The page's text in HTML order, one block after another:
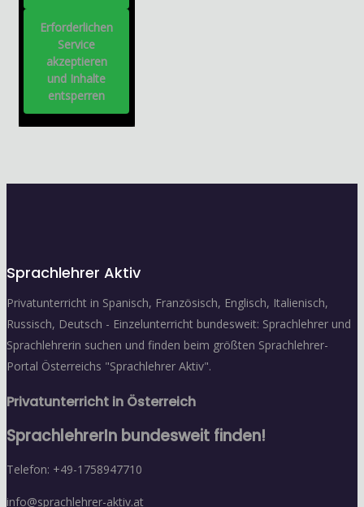
Erforderlichen
Service
akzeptieren
und Inhalte
entsperren
Sprachlehrer Aktiv
Privatunterricht in Spanisch, Französisch, Englisch, Italienisch,
Russisch, Deutsch - Einzelunterricht bundesweit: Sprachlehrer und
Sprachlehrerin suchen und finden beim größten Sprachlehrer-
Portal Österreichs "Sprachlehrer Aktiv".
Privatunterricht in Österreich
SprachlehrerIn bundesweit finden!
Telefon: +49-1758947710
info@sprachlehrer-aktiv.at